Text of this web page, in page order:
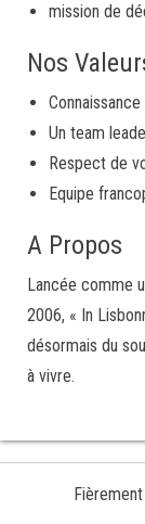
mission de
Nos
Un team
Respect de
Equipe
A Propos
Lancée comme
2006, « In
désormais du
à vivre.